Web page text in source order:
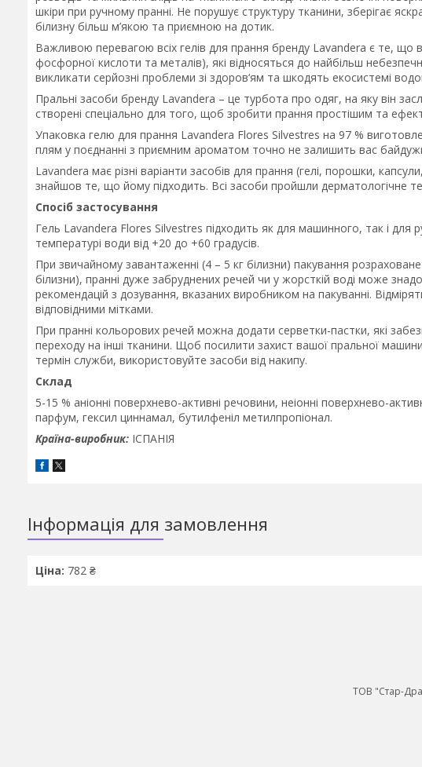
шкіри при ручному пранні. Не порушує структуру тканини, зберігає
білизну більш м’якою та приємною на дотик.
Важливою перевагою всіх гелів для прання бренду Lavandera є те, що
фосфорної кислоти та металів), які відносяться до найбільш
викликати серйозні проблеми зі здоров‘ям та шкодять екосистемі
Пральні засоби бренду Lavandera – це турбота про одяг, на яку він
створені спеціально для того, щоб зробити прання простішим та
Упаковка гелю для прання Lavandera Flores Silvestres на 97 %
плям у поєднанні з приємним ароматом точно не залишить вас
Lavandera має різні варіанти засобів для прання (гелі, порошки,
знайшов те, що йому підходить. Всі засоби пройшли дерматологічне
Спосіб застосування
Гель Lavandera Flores Silvestres підходить як для машинного, так і
температурі води від +20 до +60 градусів.
При звичайному завантаженні (4 – 5 кг білизни) пакування
білизни), пранні дуже забруднених речей чи у жорсткій воді може
рекомендацій з дозування, вказаних виробником на пакуванні.
відповідними мітками.
При пранні кольорових речей можна додати серветки-пастки, які
переходу на інші тканини. Щоб посилити захист вашої пральної
термін служби, використовуйте засоби від накипу.
Склад
5-15 % аніонні поверхнево-активні речовини, неіонні поверхнево-
парфум, гексил циннамал, бутилфеніл метилпропіонал.
Країна-виробник: ІСПАНІЯ
Інформація для замовлення
Ціна: 782 ₴